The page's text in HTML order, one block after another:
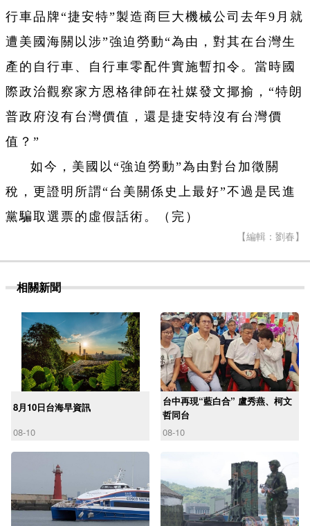
行車品牌“捷安特”製造商巨大機械公司去年9月就
遭美國海關以涉”強迫勞動“為由，對其在台灣生
產的自行車、自行車零配件實施暫扣令。當時國
際政治觀察家方恩格律師在社媒發文揶揄，“特朗
普政府沒有台灣價值，還是捷安特沒有台灣價
值？”
如今，美國以“強迫勞動”為由對台加徵關
稅，更證明所謂“台美關係史上最好”不過是民進
黨騙取選票的虛假話術。（完）
【編輯：劉春】
相關新聞
8月10日台海早資訊
08-10
台中再現“藍白合” 盧秀燕、柯文
哲同台
08-10